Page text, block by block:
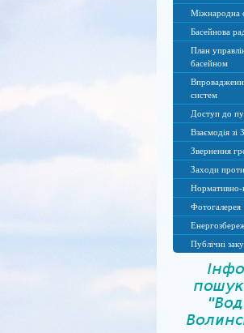
Міжнародна
Басейнова
План
басейном
систем
Доступ до
Взаємодія зі
Звернення
Заходи
Нормативно-
Фотогалерея
Публічні